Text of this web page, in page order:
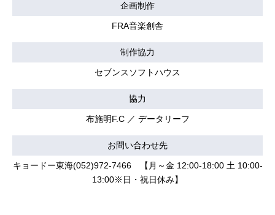
企画制作
FRA音楽創舎
制作協力
セブンスソフトハウス
協力
布施明F.C ／ データリーフ
お問い合わせ先
キョードー東海(052)972-7466 【月～金 12:00-18:00 土 10:00-
13:00※日・祝日休み】